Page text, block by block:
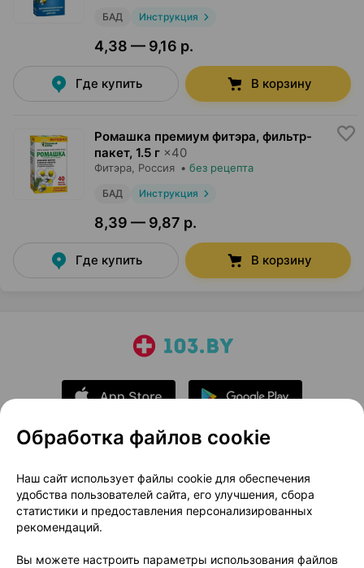
БАД Инструкция
4,38 — 9,16 р.
Где купить В корзину
Ромашка премиум фитэра, фильтр-
пакет, 1.5 г ×40
Фитэра, Россия • без рецепта
БАД Инструкция
8,39 — 9,87 р.
Где купить В корзину
О проекте
Новости проекта
Размещение рекламы
Медицинский маркетинг
Публичный договор
Доставка
Обработка файлов cookie
Наш сайт использует файлы cookie для обеспечения
удобства пользователей сайта, его улучшения, сбора
статистики и предоставления персонализированных
рекомендаций.
Вы можете настроить параметры использования файлов